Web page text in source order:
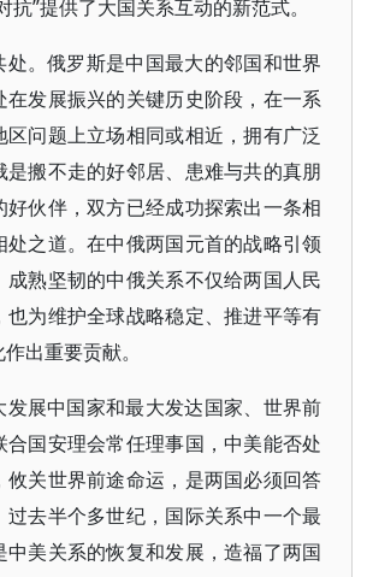
抗”提供了大国关系互动的新范式。
处。俄罗斯是中国最大的邻国和世界
在发展振兴的关键历史阶段，在一系
区问题上立场相同或相近，拥有广泛
是搬不走的好邻居、患难与共的真朋
好伙伴，双方已经成功探索出一条相
处之道。在中俄两国元首的战略引领
成熟坚韧的中俄关系不仅给两国人民
也为维护全球战略稳定、推进平等有
出重要贡献。
发展中国家和最大发达国家、世界前
合国安理会常任理事国，中美能否处
攸关世界前途命运，是两国必须回答
过去半个多世纪，国际关系中一个最
中美关系的恢复和发展，造福了两国